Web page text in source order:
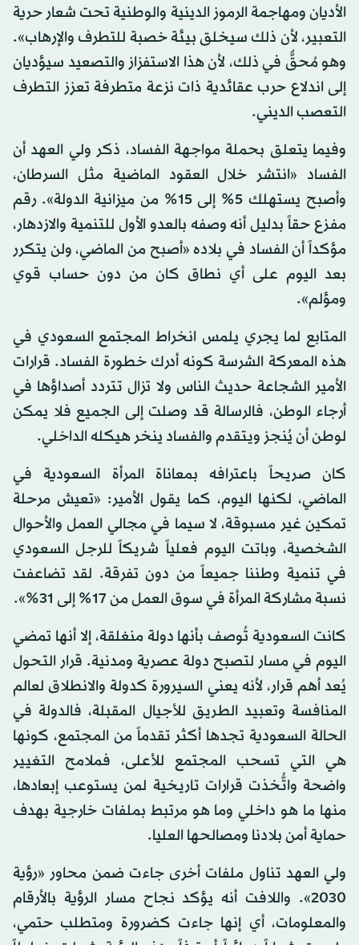
الأديان ومهاجمة الرموز الدينية والوطنية تحت شعار حرية
التعبير، لأن ذلك سيخلق بيئة خصبة للتطرف والإرهاب».
وهو مُحقٌّ في ذلك، لأن هذا الاستفزاز والتصعيد سيؤديان
إلى اندلاع حرب عقائدية ذات نزعة متطرفة تعزز التطرف
التعصب الديني.
وفيما يتعلق بحملة مواجهة الفساد، ذكر ولي العهد أن
الفساد «انتشر خلال العقود الماضية مثل السرطان،
وأصبح يستهلك 5% إلى 15% من ميزانية الدولة». رقم
مفزع حقاً بدليل أنه وصفه بالعدو الأول للتنمية والازدهار،
مؤكداً أن الفساد في بلاده «أصبح من الماضي، ولن يتكرر
بعد اليوم على أي نطاق كان من دون حساب قوي
ومؤلم».
المتابع لما يجري يلمس انخراط المجتمع السعودي في
هذه المعركة الشرسة كونه أدرك خطورة الفساد. قرارات
الأمير الشجاعة حديث الناس ولا تزال تتردد أصداؤها في
أرجاء الوطن، فالرسالة قد وصلت إلى الجميع فلا يمكن
لوطن أن يُنجز ويتقدم والفساد ينخر هيكله الداخلي.
كان صريحاً باعترافه بمعاناة المرأة السعودية في
الماضي، لكنها اليوم، كما يقول الأمير: «تعيش مرحلة
تمكين غير مسبوقة، لا سيما في مجالي العمل والأحوال
الشخصية، وباتت اليوم فعلياً شريكاً للرجل السعودي
في تنمية وطننا جميعاً من دون تفرقة. لقد تضاعفت
نسبة مشاركة المرأة في سوق العمل من 17% إلى 31%».
كانت السعودية تُوصف بأنها دولة منغلقة، إلا أنها تمضي
اليوم في مسار لتصبح دولة عصرية ومدنية. قرار التحول
يُعد أهم قرار، لأنه يعني السيرورة كدولة والانطلاق لعالم
المنافسة وتعبيد الطريق للأجيال المقبلة، فالدولة في
الحالة السعودية تجدها أكثر تقدماً من المجتمع، كونها
هي التي تسحب المجتمع للأعلى، فملامح التغيير
واضحة واتُّخذت قرارات تاريخية لمن يستوعب إبعادها،
منها ما هو داخلي وما هو مرتبط بملفات خارجية بهدف
حماية أمن بلادنا ومصالحها العليا.
ولي العهد تناول ملفات أخرى جاءت ضمن محاور «رؤية
2030». واللافت أنه يؤكد نجاح مسار الرؤية بالأرقام
والمعلومات، أي إنها جاءت كضرورة ومتطلب حتمي،